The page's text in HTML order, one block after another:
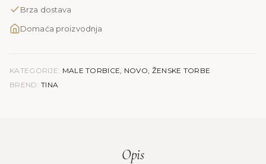
Brza dostava
Domaća proizvodnja
KATEGORIJE: MALE TORBICE, NOVO, ŽENSKE TORBE
BREND: TINA
Opis